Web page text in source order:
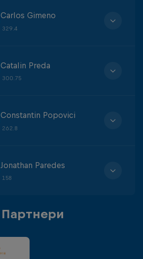
Carlos Gimeno
329.4
Catalin Preda
300.75
Constantin Popovici
262.8
Jonathan Paredes
158
Партнери